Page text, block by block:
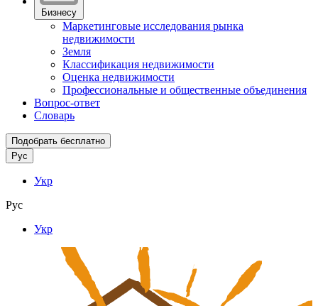
Бизнесу
Маркетинговые исследования рынка
недвижимости
Земля
Классификация недвижимости
Оценка недвижимости
Профессиональные и общественные объединения
Вопрос-ответ
Словарь
Подобрать бесплатно
Рус
Укр
Рус
Укр